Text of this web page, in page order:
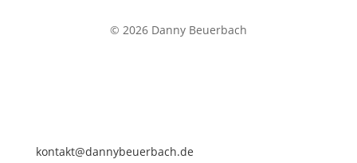
© 2026 Danny Beuerbach
kontakt@dannybeuerbach.de